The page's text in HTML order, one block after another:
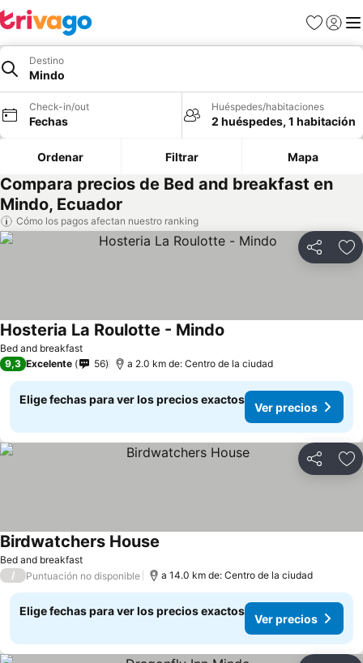
Favoritos
Iniciar
Destino
Mindo
Check-in/out
Fechas
Huéspedes/habitaciones
2 huéspedes, 1 habitación
Ordenar Filtrar Mapa
Compara precios de Bed and breakfast en
Mindo, Ecuador
Cómo los pagos afectan nuestro ranking
Compartir
Bed and breakfast
Hosteria La Roulotte - Mindo
9,3 Excelente 56 a 2.0 km de: Centro de la ciudad
Elige fechas para ver los precios exactos
Ver precios
Compartir
Bed and breakfast
Birdwatchers House
/ Puntuación no disponible a 14.0 km de: Centro de la ciudad
Elige fechas para ver los precios exactos
Ver precios